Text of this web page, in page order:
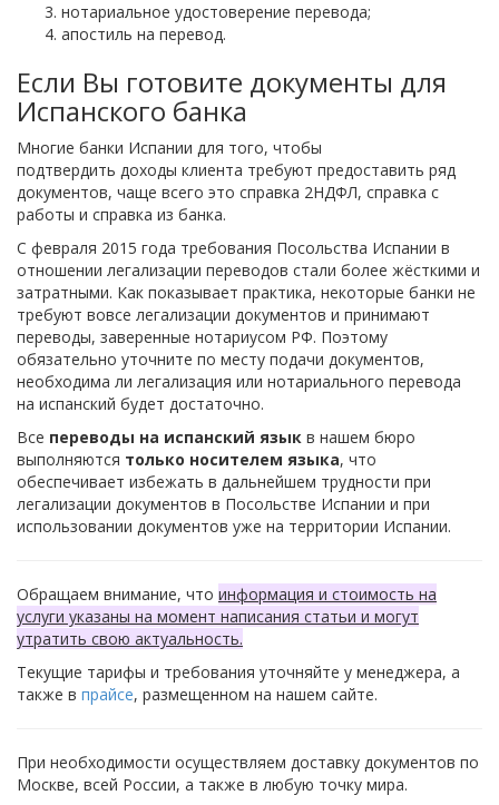
нотариальное удостоверение перевода;
апостиль на перевод.
Если Вы готовите документы для
Испанского банка
Многие банки Испании для того, чтобы
подтвердить доходы клиента требуют предоставить ряд
документов, чаще всего это справка 2НДФЛ, справка с
работы и справка из банка.
С февраля 2015 года требования Посольства Испании в
отношении легализации переводов стали более жёсткими и
затратными. Как показывает практика, некоторые банки не
требуют вовсе легализации документов и принимают
переводы, заверенные нотариусом РФ. Поэтому
обязательно уточните по месту подачи документов,
необходима ли легализация или нотариального перевода
на испанский будет достаточно.
Все переводы на испанский язык в нашем бюро
выполняются только носителем языка, что
обеспечивает избежать в дальнейшем трудности при
легализации документов в Посольстве Испании и при
использовании документов уже на территории Испании.
Обращаем внимание, что информация и стоимость на
услуги указаны на момент написания статьи и могут
утратить свою актуальность.
Текущие тарифы и требования уточняйте у менеджера, а
также в прайсе, размещенном на нашем сайте.
При необходимости осуществляем доставку документов по
Москве, всей России, а также в любую точку мира.